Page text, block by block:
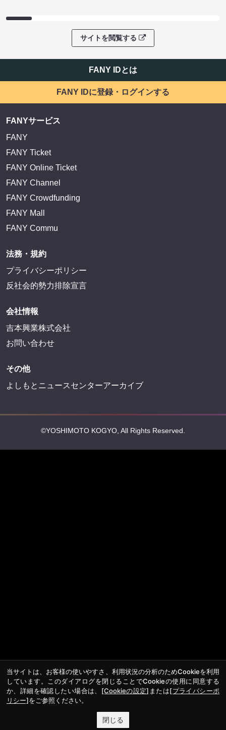
サイトを閲覧する
FANY IDとは
FANY IDに登録・ログインする
FANYサービス
FANY
FANY Ticket
FANY Online Ticket
FANY Channel
FANY Crowdfunding
FANY Mall
FANY Commu
法務・規約
プライバシーポリシー
反社会的勢力排除宣言
会社情報
吉本興業株式会社
お問い合わせ
その他
よしもとニュースセンターアーカイブ
©YOSHIMOTO KOGYO, All Rights Reserved.
当サイトは、お客様の使いやすさ、利用状況の分析のためCookieを利用
しています。このダイアログを閉じることでCookieの使用に同意する
か、詳細を確認したい場合は、 [Cookieの設定] または[プライバシーポ
リシー]をご参照ください。
閉じる